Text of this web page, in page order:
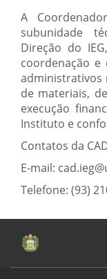
A
subunidade
Direção do
coordenação e
administrativos
de materiais,
execução
Instituto e
Contatos da
E-mail:
Telefone: (93)